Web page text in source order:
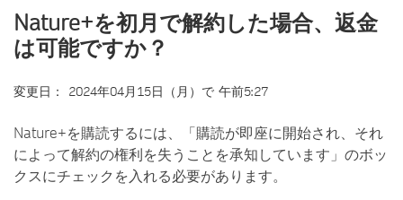
Nature+を初月で解約した場合、返金
は可能ですか？
変更日： 2024年04月15日（月）で 午前5:27
Nature+を購読するには、「購読が即座に開始され、それ
によって解約の権利を失うことを承知しています」のボッ
クスにチェックを入れる必要があります。